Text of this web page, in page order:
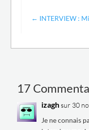
← INTERVIEW :
17
izagh sur 30
Je ne connais